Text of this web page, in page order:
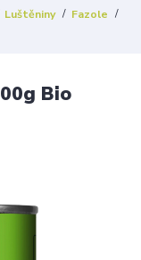
Luštěniny
Fazole
Bio